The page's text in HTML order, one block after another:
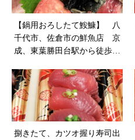
【鍋用おろしたて鮟鱇】 八
千代市、佐倉市の鮮魚店 京
成、東葉勝田台駅から徒歩10
捌きたて、カツオ握り寿司出